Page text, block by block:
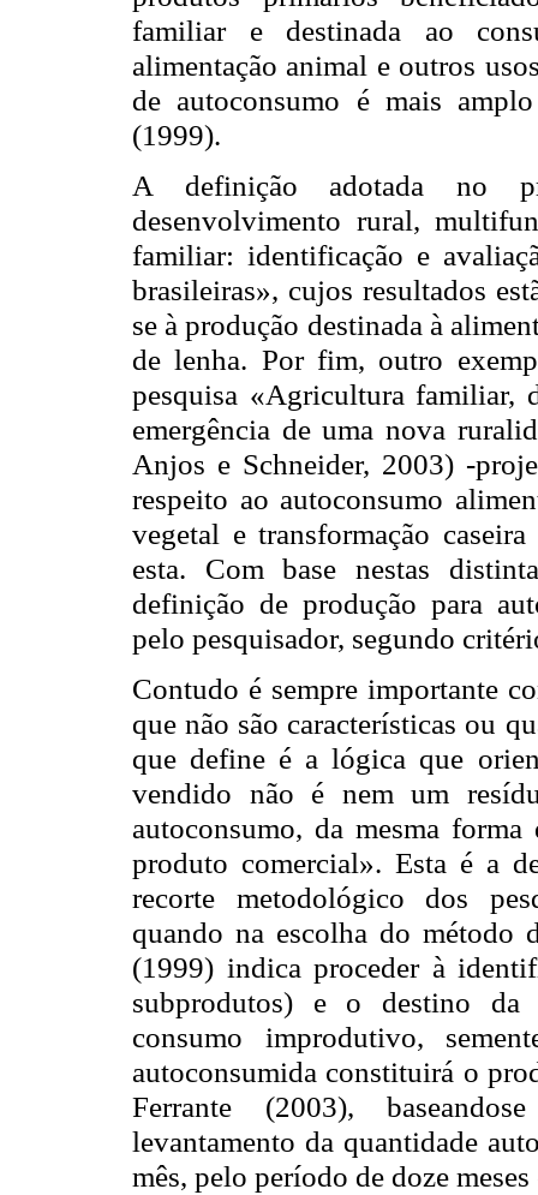
familiar e destinada ao
alimentação animal e outros
de autoconsumo é mais
(1999).
A definição adotada no
desenvolvimento rural,
familiar: identificação e
brasileiras», cujos resultados
se à produção destinada à
de lenha. Por fim, outro
pesquisa «Agricultura familiar,
emergência de uma nova
Anjos e Schneider, 2003) -
respeito ao autoconsumo
vegetal e transformação
esta. Com base nestas
definição de produção para
pelo pesquisador, segundo
Contudo é sempre importante
que não são características ou
que define é a lógica que
vendido não é nem um
autoconsumo, da mesma
produto comercial». Esta é a
recorte metodológico dos
quando na escolha do método
(1999) indica proceder à
subprodutos) e o destino da
consumo improdutivo,
autoconsumida constituirá o
Ferrante (2003),
levantamento da quantidade
mês, pelo período de doze